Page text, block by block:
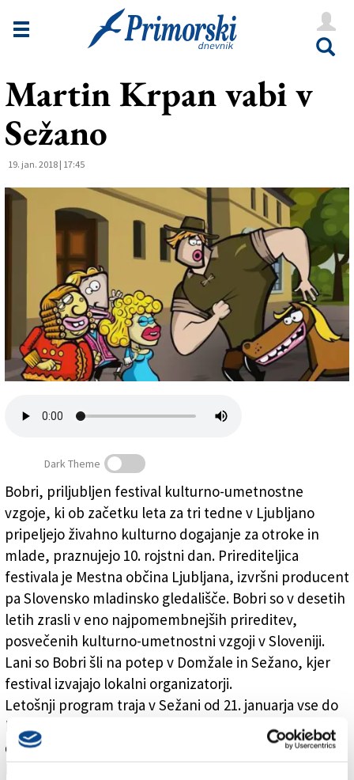
Novice
Goriška
Kultura
Še
V Kioskih
Uredništvo
Oglasi
Založnik
Martin Krpan vabi v
Sežano
19. jan. 2018 | 17:45
Martin Krpan vabi v Sežano
Dark Theme
Bobri, priljubljen festival kulturno-umetnostne
vzgoje, ki ob začetku leta za tri tedne v Ljubljano
pripeljejo živahno kulturno dogajanje za otroke in
mlade, praznujejo 10. rojstni dan. Prirediteljica
festivala je Mestna občina Ljubljana, izvršni producent
pa Slovensko mladinsko gledališče. Bobri so v desetih
letih zrasli v eno najpomembnejših prireditev,
posvečenih kulturno-umetnostni vzgoji v Sloveniji.
Lani so Bobri šli na potep v Domžale in Sežano, kjer
festival izvajajo lokalni organizatorji.
Letošnji program traja v Sežani od 21. januarja vse do
kulturnega praznika, 8. februarja. Vstop je na vse
dogodke prost. Bobre bo v Sežani odprl avtorski